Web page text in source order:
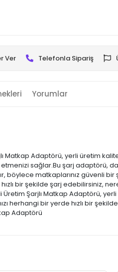
Ver Telefonla Sipariş
Yorumlar
Matkap Adaptörü, yerli üretim
etmenizi sağlar.Bu şarj adaptörü,
böylece matkaplarınız güvenli
bir şekilde şarj edebilirsiniz,
Şarjlı Matkap Adaptörü,
herhangi bir yerde hızlı bir
Adaptörü